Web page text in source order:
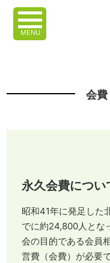
MENU
会
永久会費につい
昭和41年に発足した
でに約24,800人とな
会の目的である会員
営費（会費）が必要で